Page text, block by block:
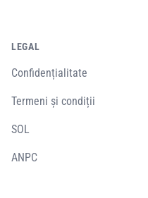
LEGAL
Confidențialitate
Termeni și condiții
SOL
ANPC